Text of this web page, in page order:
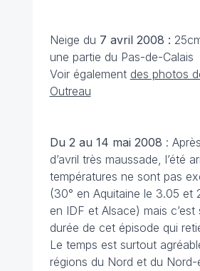
Neige du 7 avril 2008 :
une partie du Pas-de-Calais
Voir également des photos
Outreau
Du 2 au 14 mai 2008 :
d’avril très maussade, l’été
températures ne sont pas
(30° en Aquitaine le 3.05 et
en IDF et Alsace) mais c’est
durée de cet épisode qui
Le temps est surtout
régions du Nord et du Nord-